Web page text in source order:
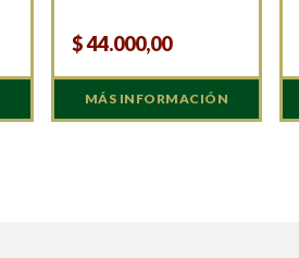
$44.000,00
MÁS INFORMACIÓN